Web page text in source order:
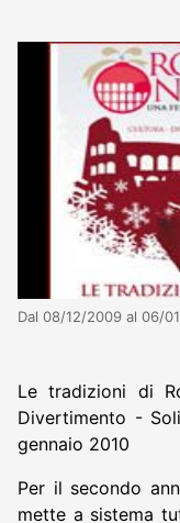
Dal 08/12/2009 al 06/
Le tradizioni di
Divertimento -
gennaio 2010
Per il secondo
mette a sistema